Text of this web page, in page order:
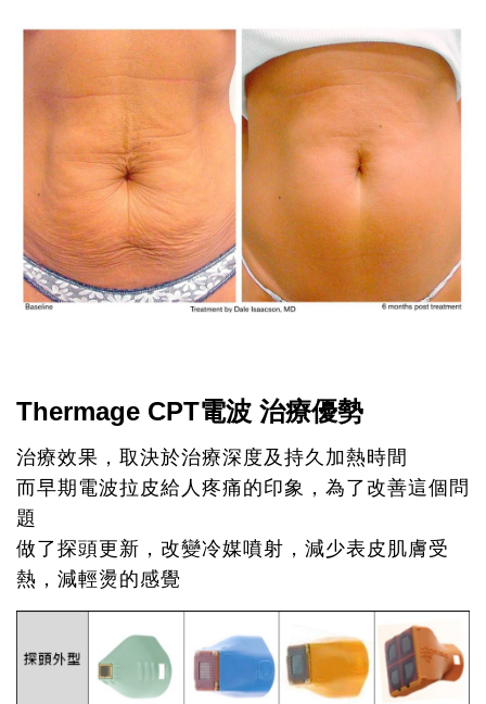
Thermage CPT電波 治療優勢
治療效果，取決於治療深度及持久加熱時間
而早期電波拉皮給人疼痛的印象，為了改善這個問
題
做了探頭更新，改變冷媒噴射，減少表皮肌膚受
熱，減輕燙的感覺